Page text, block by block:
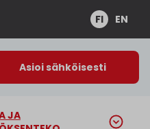
FI EN
Asioi sähköisesti
JA